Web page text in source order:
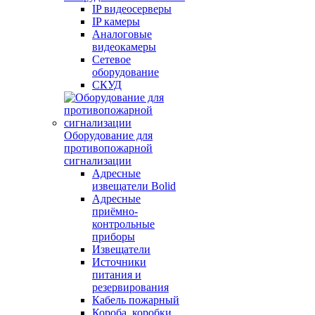
IP видеосерверы
IP камеры
Аналоговые
видеокамеры
Сетевое
оборудование
СКУД
Оборудование для
противопожарной
сигнализации
Адресные
извещатели Bolid
Адресные
приёмно-
контрольные
приборы
Извещатели
Источники
питания и
резервирования
Кабель пожарный
Короба, коробки